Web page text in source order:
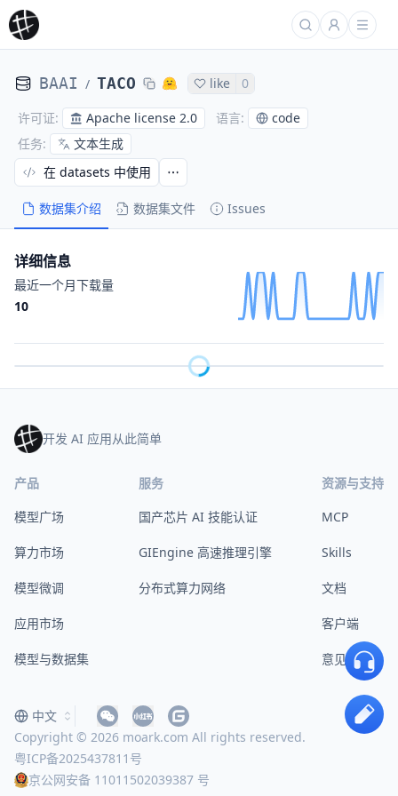
BAAI / TACO like 0
许可证: Apache license 2.0 语言:
code
任务: 文本生成
数据集介绍 数据集文件 Issues
在 datasets 中使用
详细信息
最近一个月下载量
10
开发 AI 应用从此简单
产品
模型广场
算力市场
模型微调
应用市场
模型与数据集
服务
国产芯片 AI 技能认证
GIEngine 高速推理引擎
分布式算力网络
资源与支持
MCP
Skills
文档
客户端
意见反馈
Copyright © 2026 moark.com All rights reserved.
粤ICP备2025437811号
京公网安备 11011502039387 号
中文